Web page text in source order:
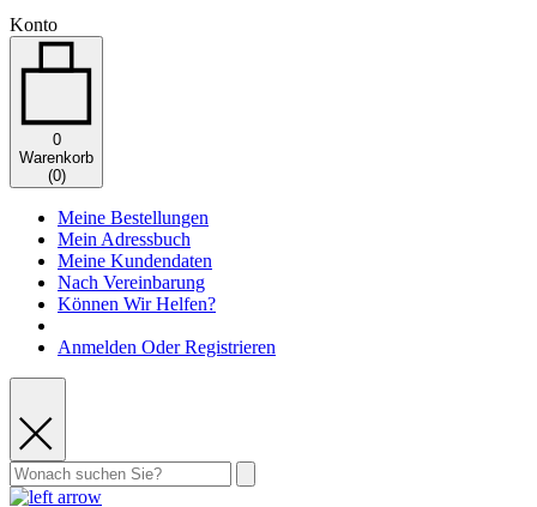
Konto
0
Warenkorb
(0)
Meine Bestellungen
Mein Adressbuch
Meine Kundendaten
Nach Vereinbarung
Können Wir Helfen?
Anmelden Oder Registrieren